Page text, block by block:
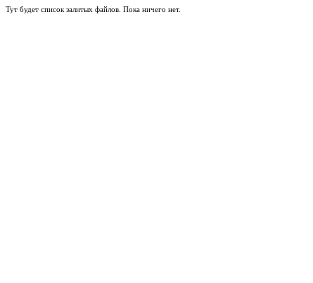
Тут будет список залитых файлов. Пока ничего нет.